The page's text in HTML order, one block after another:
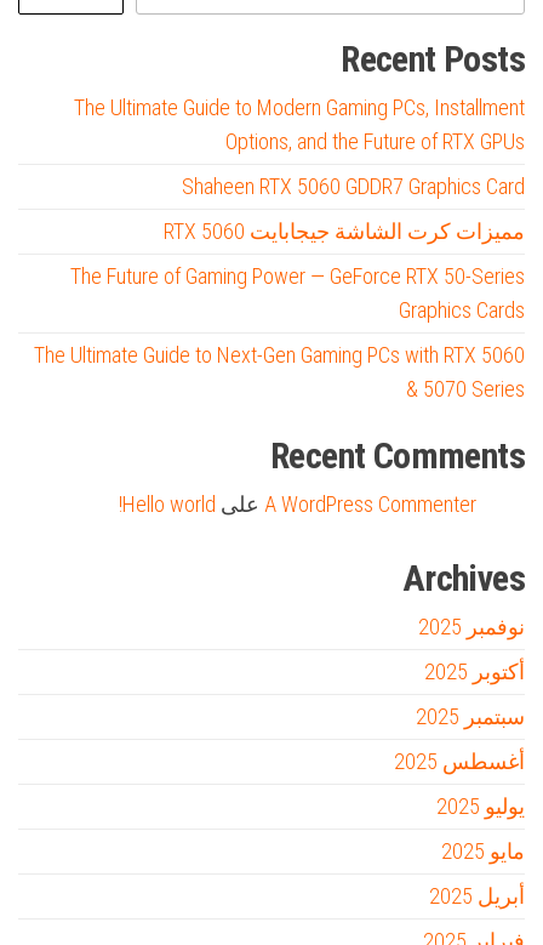
Recent Posts
The Ultimate Guide to Modern Gaming PCs, Installment
Options, and the Future of RTX GPUs
Shaheen RTX 5060 GDDR7 Graphics Card
مميزات كرت الشاشة جيجابايت RTX 5060
The Future of Gaming Power — GeForce RTX 50-Series
Graphics Cards
The Ultimate Guide to Next-Gen Gaming PCs with RTX 5060
& 5070 Series
Recent Comments
A WordPress Commenter على Hello world!
Archives
نوفمبر 2025
أكتوبر 2025
سبتمبر 2025
أغسطس 2025
يوليو 2025
مايو 2025
أبريل 2025